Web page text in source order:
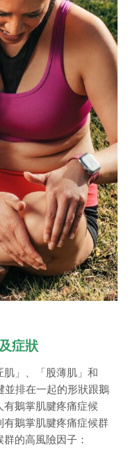
症狀
」、「股薄肌」和
並排在一起的形狀跟鵝
有鵝掌肌腱疼痛症候
鵝掌肌腱疼痛症候群
的高風險因子：